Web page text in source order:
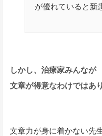
が優れていると新
しかし、治療家みんなが
文章が得意なわけではあ
文章力が身に着かない先